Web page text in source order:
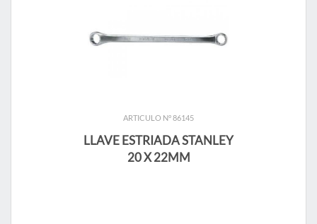
ARTICULO N° 86145
LLAVE ESTRIADA STANLEY
20 X 22MM